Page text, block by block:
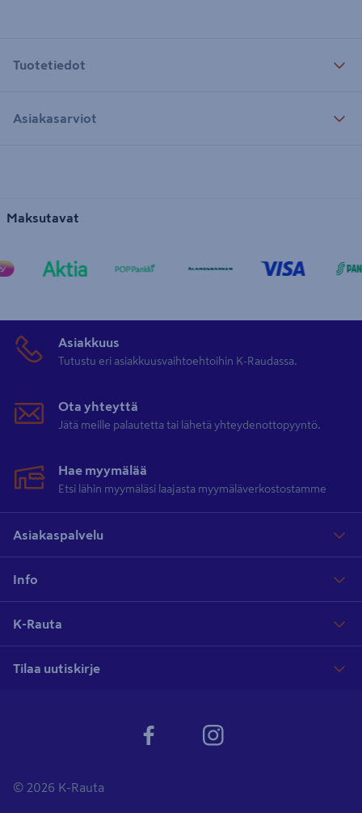
Tuotetiedot
Asiakasarviot
Maksutavat
Asiakkuus
Tutustu eri asiakkuusvaihtoehtoihin K-Raudassa.
Ota yhteyttä
Jätä meille palautetta tai lähetä yhteydenottopyyntö.
Hae myymälää
Etsi lähin myymäläsi laajasta myymäläverkostostamme
Asiakaspalvelu
Info
K-Rauta
Tilaa uutiskirje
© 2026 K-Rauta